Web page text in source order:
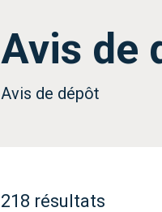
Avis de
Avis de dépôt
218 résultats